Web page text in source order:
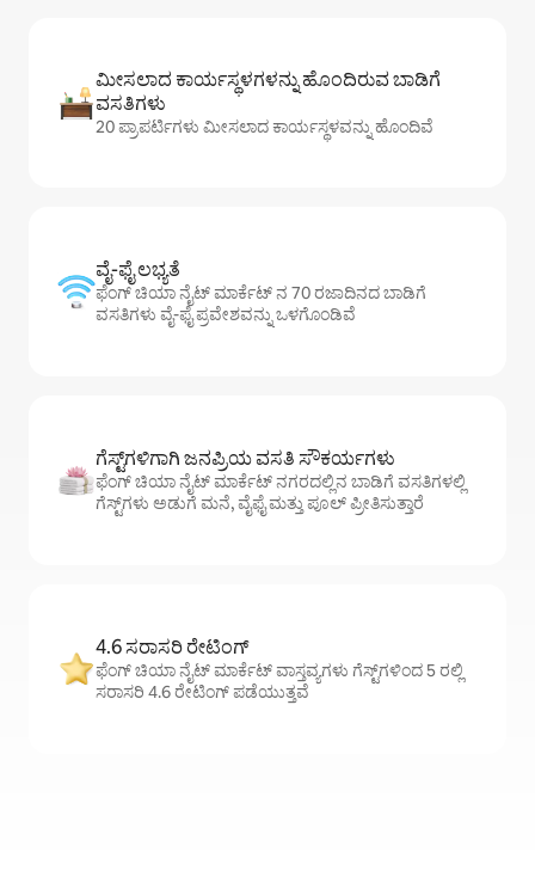
ಮೀಸಲಾದ ಕಾರ್ಯಸ್ಥಳಗಳನ್ನು ಹೊಂದಿರುವ ಬಾಡಿಗೆ
ವಸತಿಗಳು
20 ಪ್ರಾಪರ್ಟಿಗಳು ಮೀಸಲಾದ ಕಾರ್ಯಸ್ಥಳವನ್ನು ಹೊಂದಿವೆ
ವೈ-ಫೈ ಲಭ್ಯತೆ
ಫೆಂಗ್ ಚಿಯಾ ನೈಟ್ ಮಾರ್ಕೆಟ್ ನ 70 ರಜಾದಿನದ ಬಾಡಿಗೆ
ವಸತಿಗಳು ವೈ-ಫೈ ಪ್ರವೇಶವನ್ನು ಒಳಗೊಂಡಿವೆ
ಗೆಸ್ಟ್‌ಗಳಿಗಾಗಿ ಜನಪ್ರಿಯ ವಸತಿ ಸೌಕರ್ಯಗಳು
ಫೆಂಗ್ ಚಿಯಾ ನೈಟ್ ಮಾರ್ಕೆಟ್ ನಗರದಲ್ಲಿನ ಬಾಡಿಗೆ ವಸತಿಗಳಲ್ಲಿ
ಗೆಸ್ಟ್‌ಗಳು ಅಡುಗೆ ಮನೆ, ವೈಫೈ ಮತ್ತು ಪೂಲ್ ಪ್ರೀತಿಸುತ್ತಾರೆ
4.6 ಸರಾಸರಿ ರೇಟಿಂಗ್
ಫೆಂಗ್ ಚಿಯಾ ನೈಟ್ ಮಾರ್ಕೆಟ್ ವಾಸ್ತವ್ಯಗಳು ಗೆಸ್ಟ್‌ಗಳಿಂದ 5 ರಲ್ಲಿ
ಸರಾಸರಿ 4.6 ರೇಟಿಂಗ್ ಪಡೆಯುತ್ತವೆ